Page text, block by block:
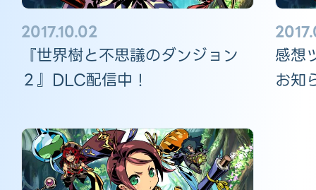
2017.10.02
『世界樹と不思議のダンジョン
２』DLC配信中！
感想
お知